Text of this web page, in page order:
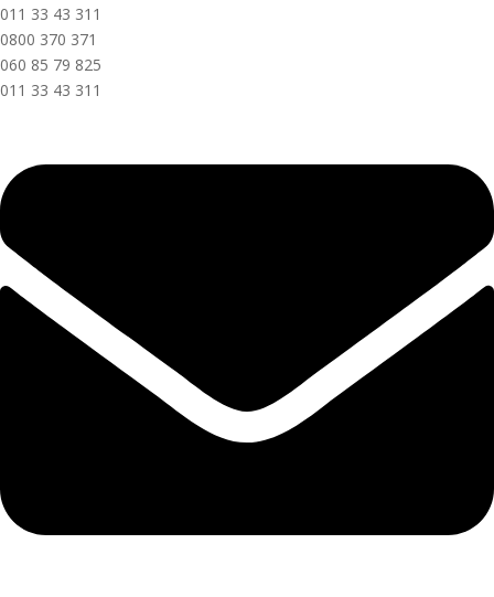
011 33 43 311
0800 370 371
060 85 79 825
011 33 43 311